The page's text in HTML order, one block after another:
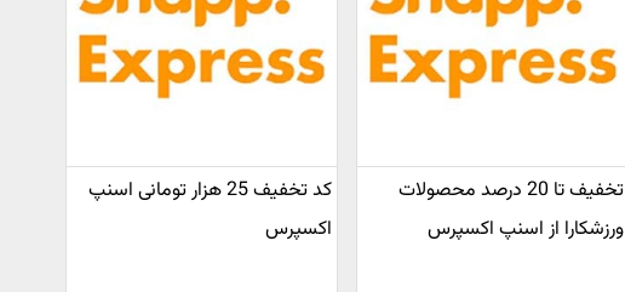
تخفیف تا 20 درصد محصولات
ورزشکارا از اسنپ اکسپرس
کد تخفیف 25 هزار تومانی اسنپ
اکسپرس